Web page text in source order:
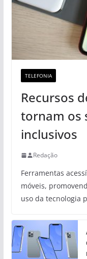
TELEFONIA
Recursos
tornam os
inclusivos
Redação
Ferramentas
móveis,
uso da tecnologia